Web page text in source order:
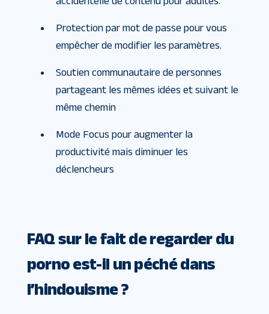
Protection par mot de passe pour vous
empêcher de modifier les paramètres.
Soutien communautaire de personnes
partageant les mêmes idées et suivant le
même chemin
Mode Focus pour augmenter la
productivité mais diminuer les
déclencheurs
FAQ sur le fait de regarder du
porno est-il un péché dans
l’hindouisme ?